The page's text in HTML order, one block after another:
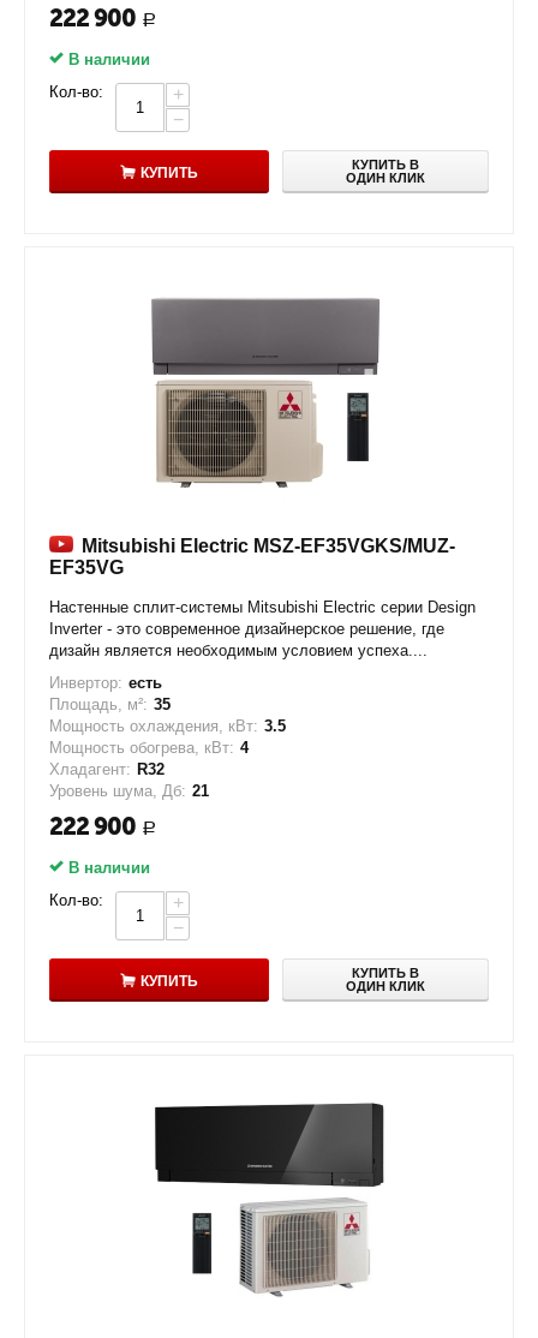
222 900 Р
В наличии
Кол-во:
+
−
КУПИТЬ
КУПИТЬ В
ОДИН КЛИК
Mitsubishi Electric MSZ-EF35VGKS/MUZ-
EF35VG
Настенные сплит-системы Mitsubishi Electric серии Design
Inverter - это современное дизайнерское решение, где
дизайн является необходимым условием успеха....
Инвертор: есть
Площадь, м²: 35
Мощность охлаждения, кВт: 3.5
Мощность обогрева, кВт: 4
Хладагент: R32
Уровень шума, Дб: 21
222 900 Р
В наличии
Кол-во:
+
−
КУПИТЬ
КУПИТЬ В
ОДИН КЛИК